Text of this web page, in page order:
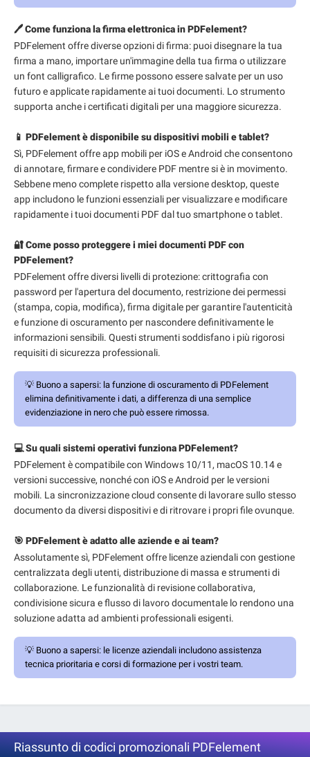
🖊️ Come funziona la firma elettronica in PDFelement?
PDFelement offre diverse opzioni di firma: puoi disegnare la tua
firma a mano, importare un'immagine della tua firma o utilizzare
un font calligrafico. Le firme possono essere salvate per un uso
futuro e applicate rapidamente ai tuoi documenti. Lo strumento
supporta anche i certificati digitali per una maggiore sicurezza.
📱 PDFelement è disponibile su dispositivi mobili e tablet?
Sì, PDFelement offre app mobili per iOS e Android che consentono
di annotare, firmare e condividere PDF mentre si è in movimento.
Sebbene meno complete rispetto alla versione desktop, queste
app includono le funzioni essenziali per visualizzare e modificare
rapidamente i tuoi documenti PDF dal tuo smartphone o tablet.
🔐 Come posso proteggere i miei documenti PDF con
PDFelement?
PDFelement offre diversi livelli di protezione: crittografia con
password per l'apertura del documento, restrizione dei permessi
(stampa, copia, modifica), firma digitale per garantire l'autenticità
e funzione di oscuramento per nascondere definitivamente le
informazioni sensibili. Questi strumenti soddisfano i più rigorosi
requisiti di sicurezza professionali.
💡 Buono a sapersi: la funzione di oscuramento di PDFelement
elimina definitivamente i dati, a differenza di una semplice
evidenziazione in nero che può essere rimossa.
💻 Su quali sistemi operativi funziona PDFelement?
PDFelement è compatibile con Windows 10/11, macOS 10.14 e
versioni successive, nonché con iOS e Android per le versioni
mobili. La sincronizzazione cloud consente di lavorare sullo stesso
documento da diversi dispositivi e di ritrovare i propri file ovunque.
🎯 PDFelement è adatto alle aziende e ai team?
Assolutamente sì, PDFelement offre licenze aziendali con gestione
centralizzata degli utenti, distribuzione di massa e strumenti di
collaborazione. Le funzionalità di revisione collaborativa,
condivisione sicura e flusso di lavoro documentale lo rendono una
soluzione adatta ad ambienti professionali esigenti.
💡 Buono a sapersi: le licenze aziendali includono assistenza
tecnica prioritaria e corsi di formazione per i vostri team.
Riassunto di codici promozionali PDFelement